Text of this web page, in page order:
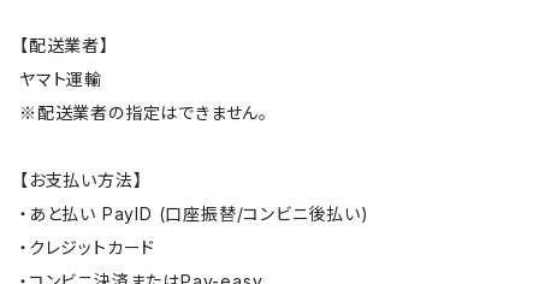
【配送業者】
ヤマト運輸
※配送業者の指定はできません。
【お支払い方法】
・あと払い PayID (口座振替/コンビニ後払い)
・クレジットカード